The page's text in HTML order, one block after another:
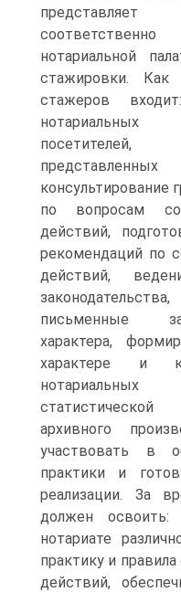
нотариальной
стажировки. Как
стажеров
консультирование
по вопросам
действий,
рекомендаций по
действий,
письменные
характера,
характере и
архивного
участвовать в
практики и
реализации. За
должен освоить:
нотариате
практику и
действий,